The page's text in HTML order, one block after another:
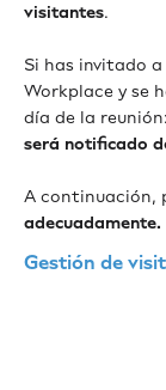
visitantes.
Si has invitado
Workplace y se
día de la
será notificado
A continuación,
adecuadamente.
Gestión de